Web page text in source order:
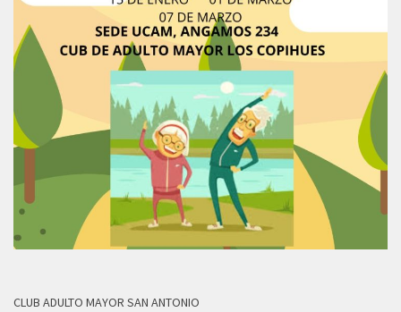
CLUB ADULTO MAYOR SAN ANTONIO